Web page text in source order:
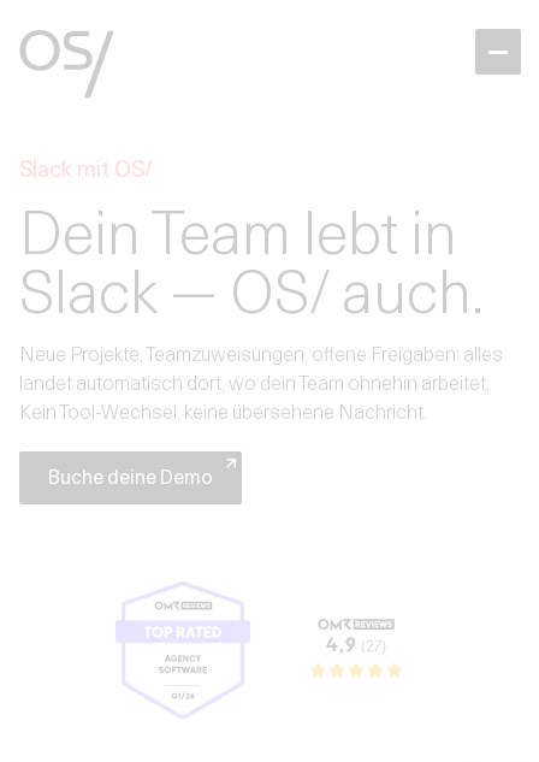
Slack mit OS/
Dein Team lebt in
Slack — OS/ auch.
Neue Projekte, Teamzuweisungen, offene Freigaben: alles
landet automatisch dort, wo dein Team ohnehin arbeitet.
Kein Tool-Wechsel, keine übersehene Nachricht.
Buche deine Demo